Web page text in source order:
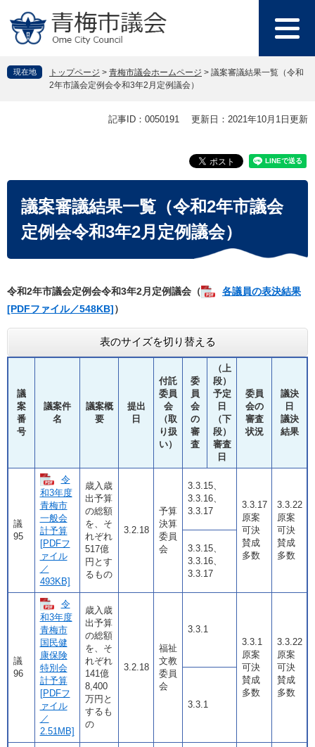
先
頭
を
飛
現在地 トップページ > 青梅市議会ホームページ > 議案審議結果一覧（令和
2年市議会定例会令和3年2月定例議会）
記事ID：0050191 更新日：2021年10月1日更新
議案審議結果一覧（令和2年市議会
定例会令和3年2月定例議会）
令和2年市議会定例会令和3年2月定例議会（
各議員の表決結果
[PDFファイル／548KB]）
表のサイズを切り替える
議
案
番
号
議案件
名
議案概
要
提出
日
付託
委員
会
（取
り扱
い）
委
員
会
の
審
査
（上
段）
予定
日
（下
段）
審査
日
委員
会の
審査
状況
議決
日
議決
結果
議
95
令
和3年度
青梅市
一般会
計予算
[PDFフ
ァイル
／
493KB]
歳入歳
出予算
の総額
を、そ
れぞれ
517億
円とす
るもの
3.2.18
予算
決算
委員
会
3.3.15、
3.3.16、
3.3.17
3.3.17
原案
可決
賛成
多数
3.3.22
原案
可決
賛成
多数
3.3.15、
3.3.16、
3.3.17
議
96
令
和3年度
青梅市
国民健
康保険
特別会
計予算
[PDFフ
ァイル
／
2.51MB]
歳入歳
出予算
の総額
を、そ
れぞれ
141億
8,400
万円と
するも
の
3.2.18
福祉
文教
委員
会
3.3.1
3.3.1
原案
可決
賛成
多数
3.3.22
原案
可決
賛成
多数
3.3.1